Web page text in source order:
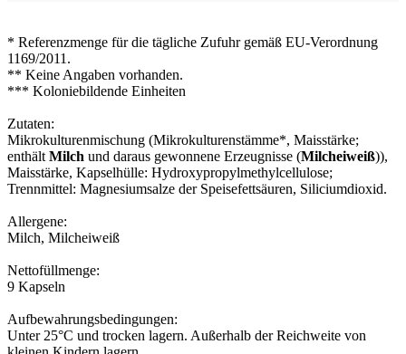
* Referenzmenge für die tägliche Zufuhr gemäß EU-Verordnung
1169/2011.
** Keine Angaben vorhanden.
*** Koloniebildende Einheiten
Zutaten:
Mikrokulturenmischung (Mikrokulturenstämme*, Maisstärke;
enthält Milch und daraus gewonnene Erzeugnisse (Milcheiweiß)),
Maisstärke, Kapselhülle: Hydroxypropylmethylcellulose;
Trennmittel: Magnesiumsalze der Speisefettsäuren, Siliciumdioxid.
Allergene:
Milch, Milcheiweiß
Nettofüllmenge:
9 Kapseln
Aufbewahrungsbedingungen:
Unter 25°C und trocken lagern. Außerhalb der Reichweite von